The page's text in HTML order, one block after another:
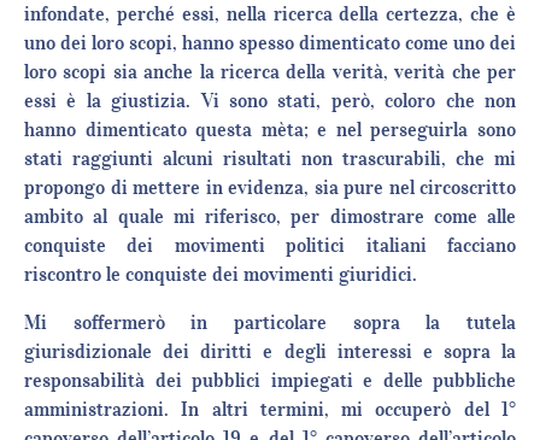
infondate, perché essi, nella ricerca della certezza, che è
uno dei loro scopi, hanno spesso dimenticato come uno dei
loro scopi sia anche la ricerca della verità, verità che per
essi è la giustizia. Vi sono stati, però, coloro che non
hanno dimenticato questa mèta; e nel perseguirla sono
stati raggiunti alcuni risultati non trascurabili, che mi
propongo di mettere in evidenza, sia pure nel circoscritto
ambito al quale mi riferisco, per dimostrare come alle
conquiste dei movimenti politici italiani facciano
riscontro le conquiste dei movimenti giuridici.
Mi soffermerò in particolare sopra la tutela
giurisdizionale dei diritti e degli interessi e sopra la
responsabilità dei pubblici impiegati e delle pubbliche
amministrazioni. In altri termini, mi occuperò del 1°